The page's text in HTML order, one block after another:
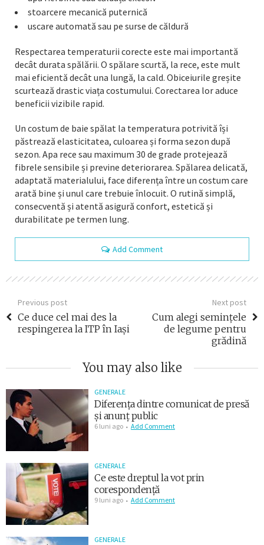
stoarcere mecanică puternică
uscare automată sau pe surse de căldură
Respectarea temperaturii corecte este mai importantă
decât durata spălării. O spălare scurtă, la rece, este mult
mai eficientă decât una lungă, la cald. Obiceiurile greșite
scurtează drastic viața costumului. Corectarea lor aduce
beneficii vizibile rapid.
Un costum de baie spălat la temperatura potrivită își
păstrează elasticitatea, culoarea și forma sezon după
sezon. Apa rece sau maximum 30 de grade protejează
fibrele sensibile și previne deteriorarea. Spălarea delicată,
adaptată materialului, face diferența între un costum care
arată bine și unul care trebuie înlocuit. O rutină simplă,
consecventă și atentă asigură confort, estetică și
durabilitate pe termen lung.
Add Comment
Previous post
Ce duce cel mai des la
respingerea la ITP în Iași
Next post
Cum alegi semințele
de legume pentru
grădină
You may also like
GENERALE
Diferența dintre comunicat de presă
și anunț public
6 luni ago Add Comment
GENERALE
Ce este dreptul la vot prin
corespondență
9 luni ago Add Comment
GENERALE